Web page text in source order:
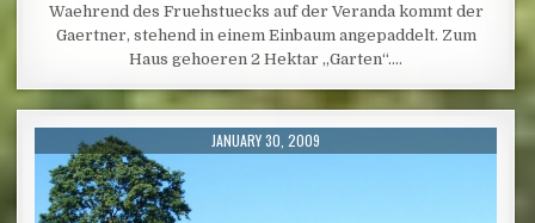
Waehrend des Fruehstuecks auf der Veranda kommt der
Gaertner, stehend in einem Einbaum angepaddelt. Zum
Haus gehoeren 2 Hektar „Garten“….
PUBLISHED DATE:
JANUARY 30, 2009